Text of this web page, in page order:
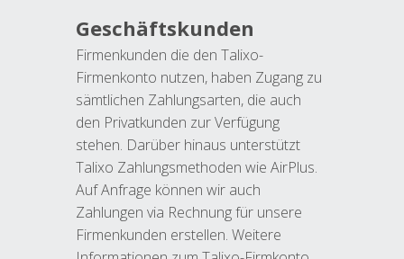
Geschäftskunden
Firmenkunden die den Talixo-
Firmenkonto nutzen, haben Zugang zu
sämtlichen Zahlungsarten, die auch
den Privatkunden zur Verfügung
stehen. Darüber hinaus unterstützt
Talixo Zahlungsmethoden wie AirPlus.
Auf Anfrage können wir auch
Zahlungen via Rechnung für unsere
Firmenkunden erstellen. Weitere